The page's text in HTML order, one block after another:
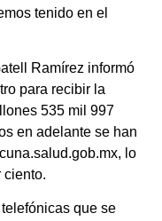
tenido en el
Ramírez informó
para recibir la
535 mil 997
en adelante se han
lo
ciento.
que se